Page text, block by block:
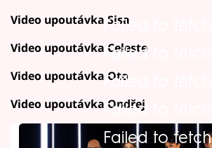
Failed to fetch
Video upoutávka Sisa
Failed to fetch
Video upoutávka Celeste
Failed to fetch
Video upoutávka Oto
Failed to fetch
Video upoutávka Ondřej
Failed to fetch